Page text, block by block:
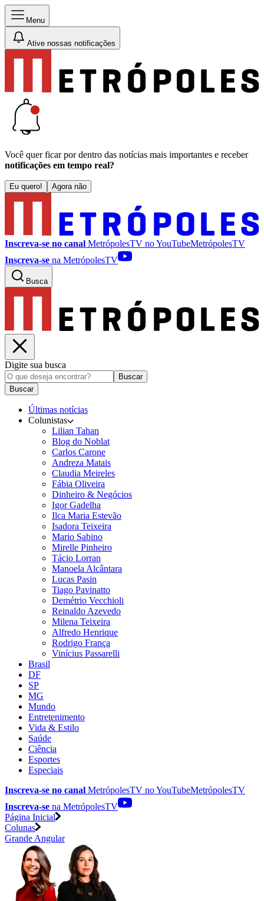
Menu
Ative nossas notificações
Você quer ficar por dentro das notícias mais importantes e receber
notificações em tempo real?
Eu quero! Agora não
Inscreva-se no canal MetrópolesTV noYouTubeMetrópolesTV
Inscreva-se na MetrópolesTV
Busca
Digite sua busca
Buscar
Buscar
Últimas notícias
Colunistas
Lilian Tahan
Blog do Noblat
Carlos Carone
Andreza Matais
Claudia Meireles
Fábia Oliveira
Dinheiro & Negócios
Igor Gadelha
Ilca Maria Estevão
Isadora Teixeira
Mario Sabino
Mirelle Pinheiro
Tácio Lorran
Manoela Alcântara
Lucas Pasin
Tiago Pavinatto
Demétrio Vecchioli
Reinaldo Azevedo
Milena Teixeira
Alfredo Henrique
Rodrigo França
Vinícius Passarelli
Brasil
DF
SP
MG
Mundo
Entretenimento
Vida & Estilo
Saúde
Ciência
Esportes
Especiais
Inscreva-se no canal MetrópolesTV noYouTubeMetrópolesTV
Inscreva-se na MetrópolesTV
Página Inicial
Colunas
Grande Angular